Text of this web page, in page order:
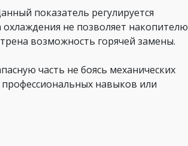
показатель регулируется
не позволяет накопителю
возможность горячей замены.
часть не боясь механических
навыков или